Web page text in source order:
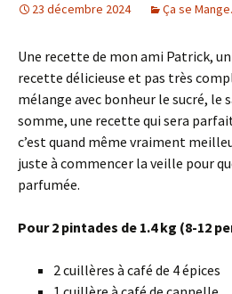
23 décembre 2024 Ça se
Une recette de mon ami Patrick,
recette délicieuse et pas très
mélange avec bonheur le sucré, le
somme, une recette qui sera
c’est quand même vraiment
juste à commencer la veille pour
parfumée.
Pour 2 pintades de 1.4 kg (8-12
2 cuillères à café de 4 épices